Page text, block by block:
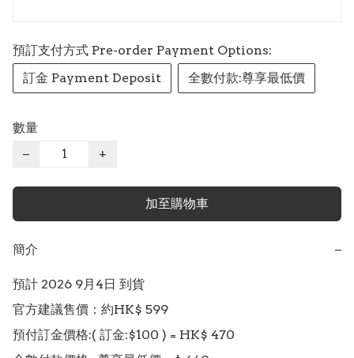
預訂支付方式 Pre-order Payment Options:
訂金 Payment Deposit
全數付款:尊享最低價
數量
−
+
加至購物車
簡介 −
預計 2026 9月4日 到貨
官方建議售價：約HK$ 599
預付訂金價格:( 訂金:$100 ) = HK$ 470